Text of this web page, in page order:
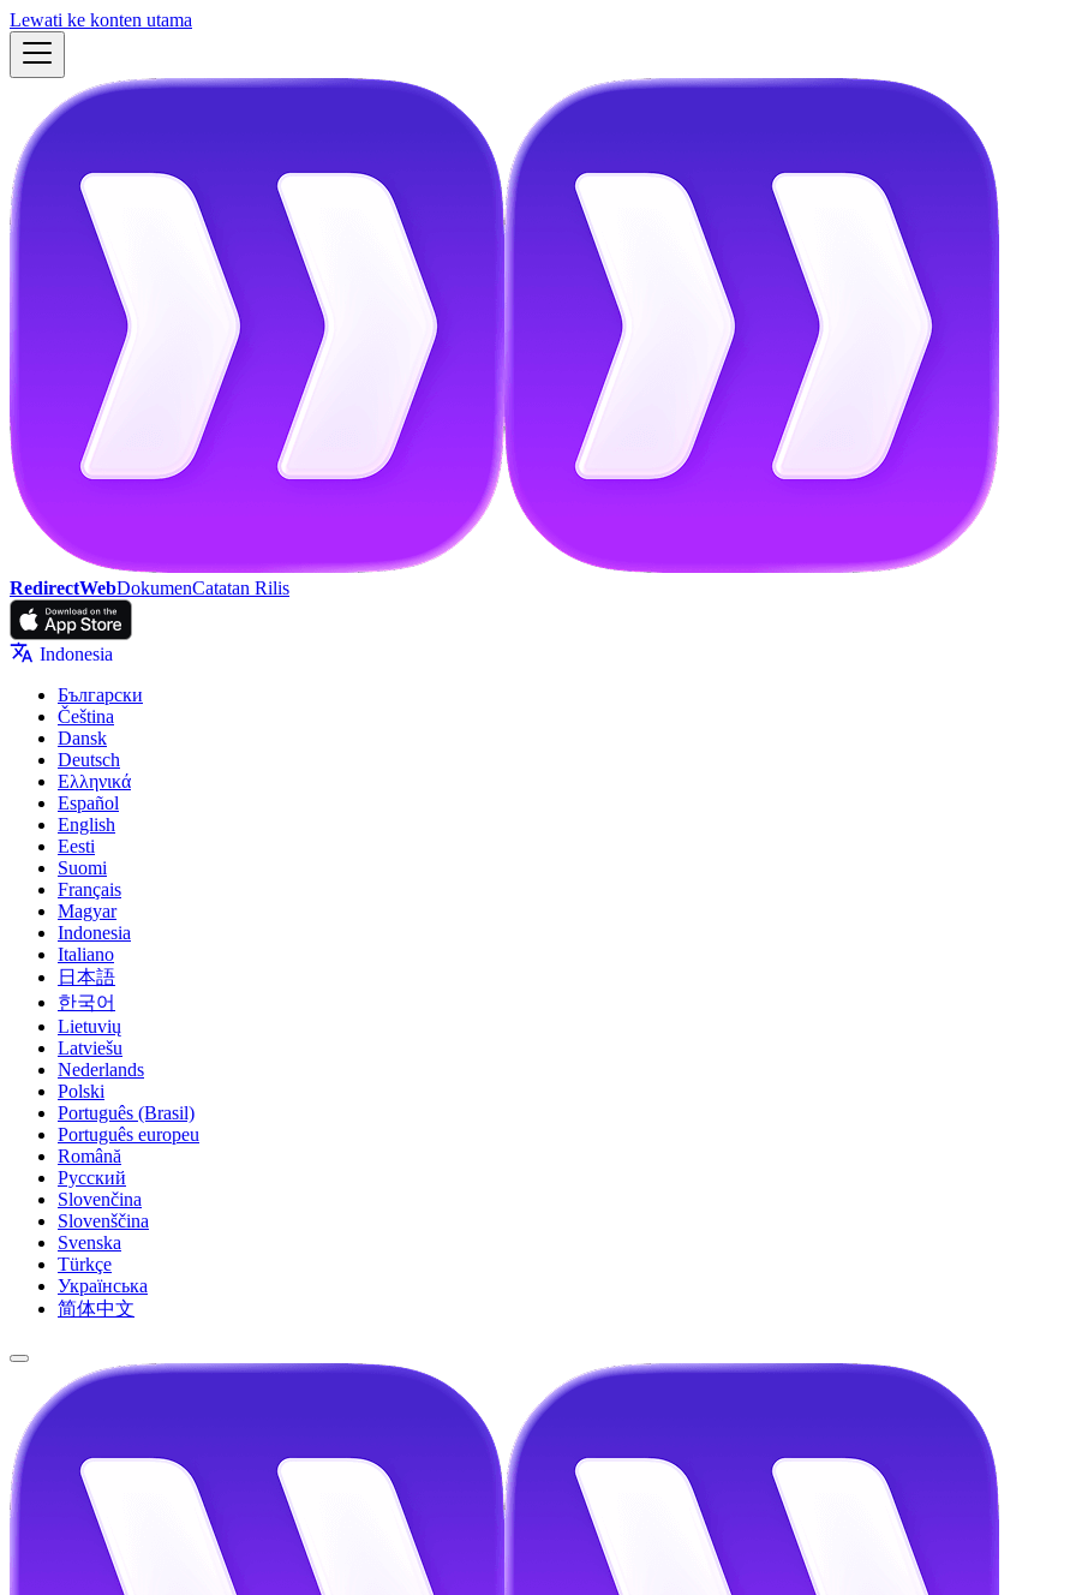
Lewati ke konten utama
RedirectWebDokumenCatatan Rilis
Indonesia
Български
Čeština
Dansk
Deutsch
Ελληνικά
Español
English
Eesti
Suomi
Français
Magyar
Indonesia
Italiano
日本語
한국어
Lietuvių
Latviešu
Nederlands
Polski
Português (Brasil)
Português europeu
Română
Русский
Slovenčina
Slovenščina
Svenska
Türkçe
Українська
简体中文